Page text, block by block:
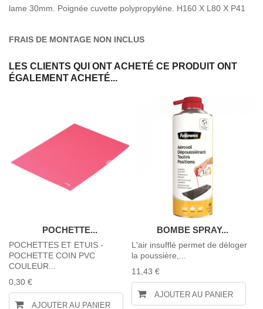
lame 30mm. Poignée cuvette polypropyléne. H160 X L80 X P41
FRAIS DE MONTAGE NON INCLUS
LES CLIENTS QUI ONT ACHETÉ CE PRODUIT ONT
ÉGALEMENT ACHETÉ...
POCHETTE...
POCHETTES ET ETUIS -
POCHETTE COIN PVC
COULEUR...
0,30 €
AJOUTER AU PANIER
BOMBE SPRAY...
L'air insufflé permet de déloger
la poussière,...
11,43 €
AJOUTER AU PANIER